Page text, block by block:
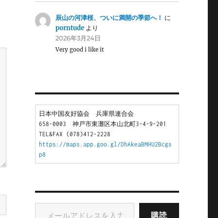
辰山の河津桜、ついに満開の季節へ！ に
porntude より
2026年3月24日
Very good i like it
日本中国友好協会　兵庫県連合会
658-0003　神戸市東灘区本山北町3-4-9-201
TEL&FAX (078)412-2228
https://maps.app.goo.gl/DhAkeaBMHU2Bcgs
p8
メールアドレスを入力...
購読